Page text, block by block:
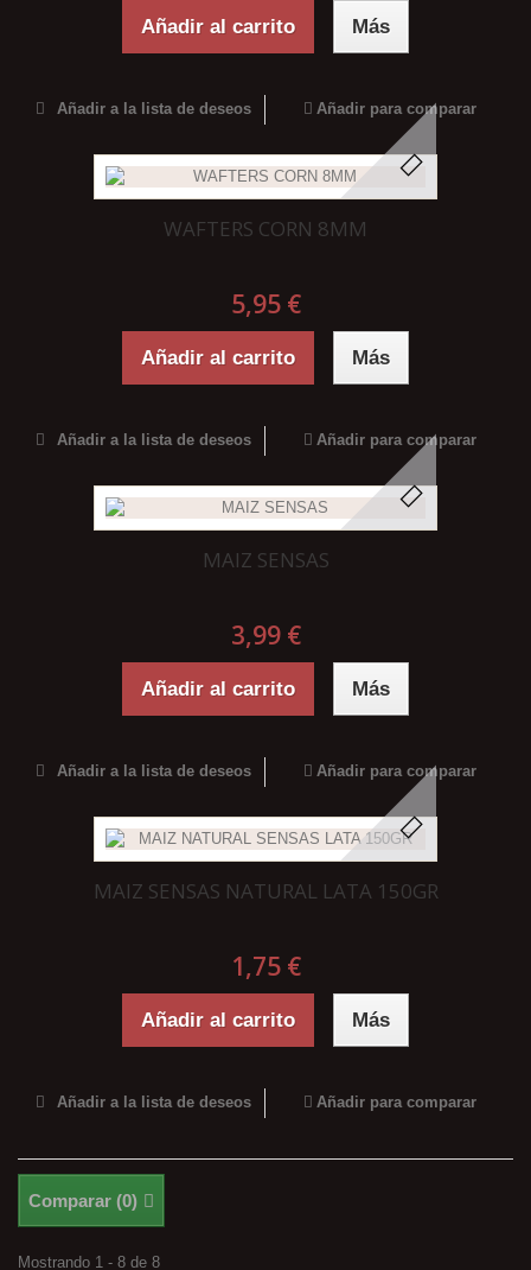
Añadir al carrito Más
Añadir a la lista de deseos Añadir para comparar
WAFTERS CORN 8MM
5,95 €
Añadir al carrito Más
Añadir a la lista de deseos Añadir para comparar
MAIZ SENSAS
3,99 €
Añadir al carrito Más
Añadir a la lista de deseos Añadir para comparar
MAIZ SENSAS NATURAL LATA 150GR
1,75 €
Añadir al carrito Más
Añadir a la lista de deseos Añadir para comparar
Comparar (0)
Mostrando 1 - 8 de 8